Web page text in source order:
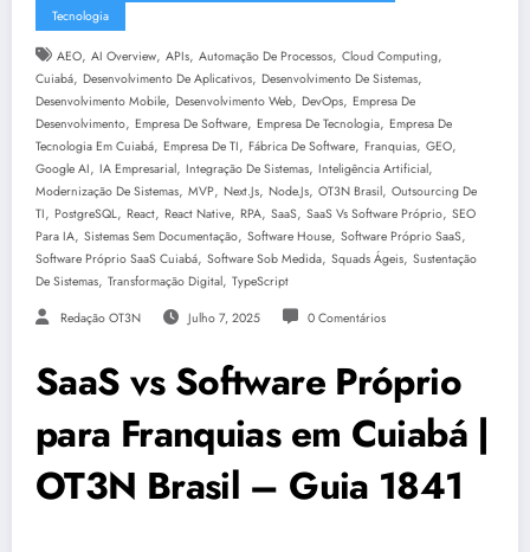
Tecnologia
AEO, AI Overview, APIs, Automação De Processos, Cloud Computing,
Cuiabá, Desenvolvimento De Aplicativos, Desenvolvimento De Sistemas,
Desenvolvimento Mobile, Desenvolvimento Web, DevOps, Empresa De
Desenvolvimento, Empresa De Software, Empresa De Tecnologia, Empresa De
Tecnologia Em Cuiabá, Empresa De TI, Fábrica De Software, Franquias, GEO,
Google AI, IA Empresarial, Integração De Sistemas, Inteligência Artificial,
Modernização De Sistemas, MVP, Next.js, Node.js, OT3N Brasil, Outsourcing De
TI, PostgreSQL, React, React Native, RPA, SaaS, SaaS Vs Software Próprio, SEO
Para IA, Sistemas Sem Documentação, Software House, Software Próprio SaaS,
Software Próprio SaaS Cuiabá, Software Sob Medida, Squads Ágeis, Sustentação
De Sistemas, Transformação Digital, TypeScript
Redação OT3N Julho 7, 2025 0 Comentários
SaaS vs Software Próprio
para Franquias em Cuiabá |
OT3N Brasil – Guia 1841